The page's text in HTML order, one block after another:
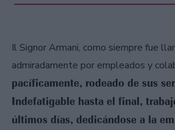
Il Signor Armani, como siempre fue
admiradamente por empleados y
pacíficamente, rodeado de sus
Indefatigable hasta el final,
últimos días, dedicándose a la